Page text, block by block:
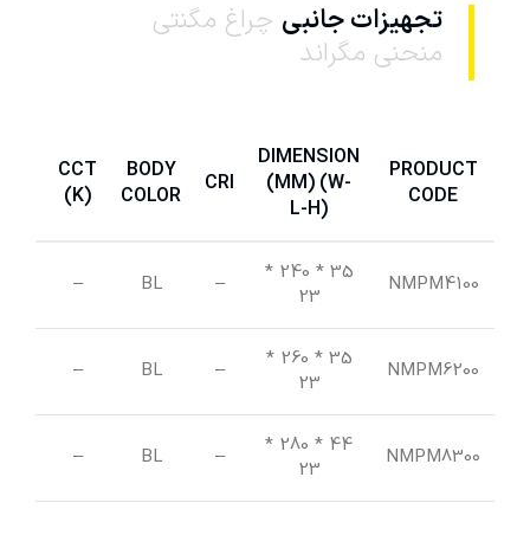
تجهیزات جانبی چراغ مگنتی
منحنی مگراند
PRODUCT
CODE
DIMENSION
(MM) (W-
L-H)
CRI
BODY
COLOR
CCT
(K)
NMPM4100
35 * 240
*
23
–
BL
–
NMPM6200
35 * 260
*
23
–
BL
–
NMPM8300
44 * 280
*
23
–
BL
–